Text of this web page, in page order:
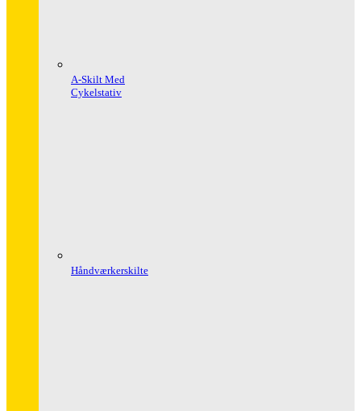
A-Skilt Med
Cykelstativ
Håndværkerskilte